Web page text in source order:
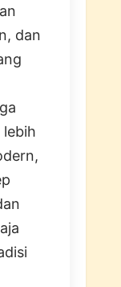
dan
lebih